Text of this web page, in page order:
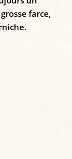
farce,